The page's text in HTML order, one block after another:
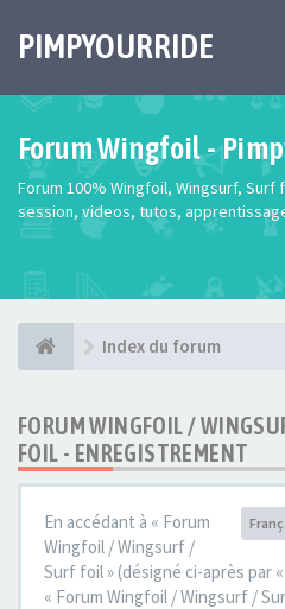
PIMPYOURRIDE
Forum Wingfoil -
Forum 100% Wingfoil, Wingsurf,
session, videos, tutos,
Index du forum
FORUM WINGFOIL /
FOIL - ENREGISTREMENT
En accédant à « Forum
Wingfoil / Wingsurf /
Surf foil » (désigné ci-après par
« Forum Wingfoil / Wingsurf /